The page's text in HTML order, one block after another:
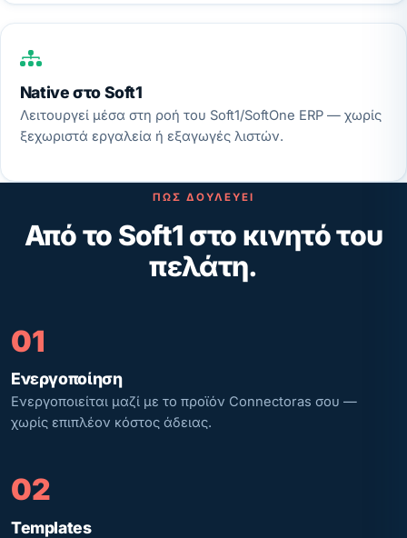
Native στο Soft1
Λειτουργεί μέσα στη ροή του Soft1/SoftOne ERP — χωρίς
ξεχωριστά εργαλεία ή εξαγωγές λιστών.
ΠΏΣ ΔΟΥΛΕΎΕΙ
Από το Soft1 στο κινητό του
πελάτη.
01
Ενεργοποίηση
Ενεργοποιείται μαζί με το προϊόν Connectoras σου —
χωρίς επιπλέον κόστος άδειας.
02
Templates